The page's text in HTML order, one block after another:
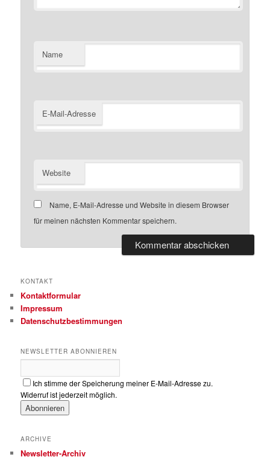
Name
E-Mail-Adresse
Website
Name, E-Mail-Adresse und Website in diesem Browser
für meinen nächsten Kommentar speichern.
KONTAKT
Kontaktformular
Impressum
Datenschutzbestimmungen
NEWSLETTER ABONNIEREN
Ich stimme der Speicherung meiner E-Mail-Adresse zu.
Widerruf ist jederzeit möglich.
ARCHIVE
Newsletter-Archiv